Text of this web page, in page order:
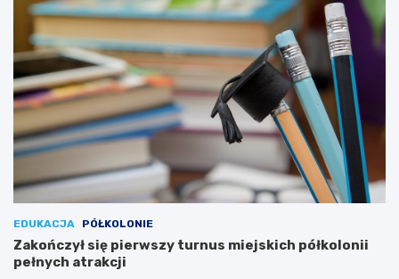
EDUKACJA PÓŁKOLONIE
Zakończył się pierwszy turnus miejskich półkolonii
pełnych atrakcji